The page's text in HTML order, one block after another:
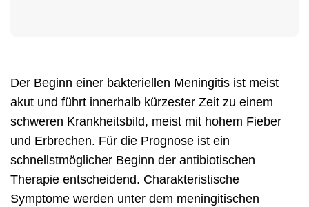
Der Beginn einer bakteriellen Meningitis ist meist
akut und führt innerhalb kürzester Zeit zu einem
schweren Krankheitsbild, meist mit hohem Fieber
und Erbrechen. Für die Prognose ist ein
schnellstmöglicher Beginn der antibiotischen
Therapie entscheidend. Charakteristische
Symptome werden unter dem meningitischen